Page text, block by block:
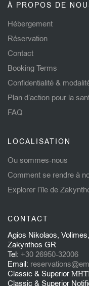
À PROPOS DE
Hébergement
Réservation
Contact
Booking Terms
Confidentialité &
Plan d’action pour la
FAQ
LOCALISATION
Ou sommes-nous
Comment se rendre à
Explorer l’île de
CONTACT
Agios Nikolaos,
Zakynthos GR
Tel: +30 26950-32006
Email:
Classic & Superior
Classic & Superior